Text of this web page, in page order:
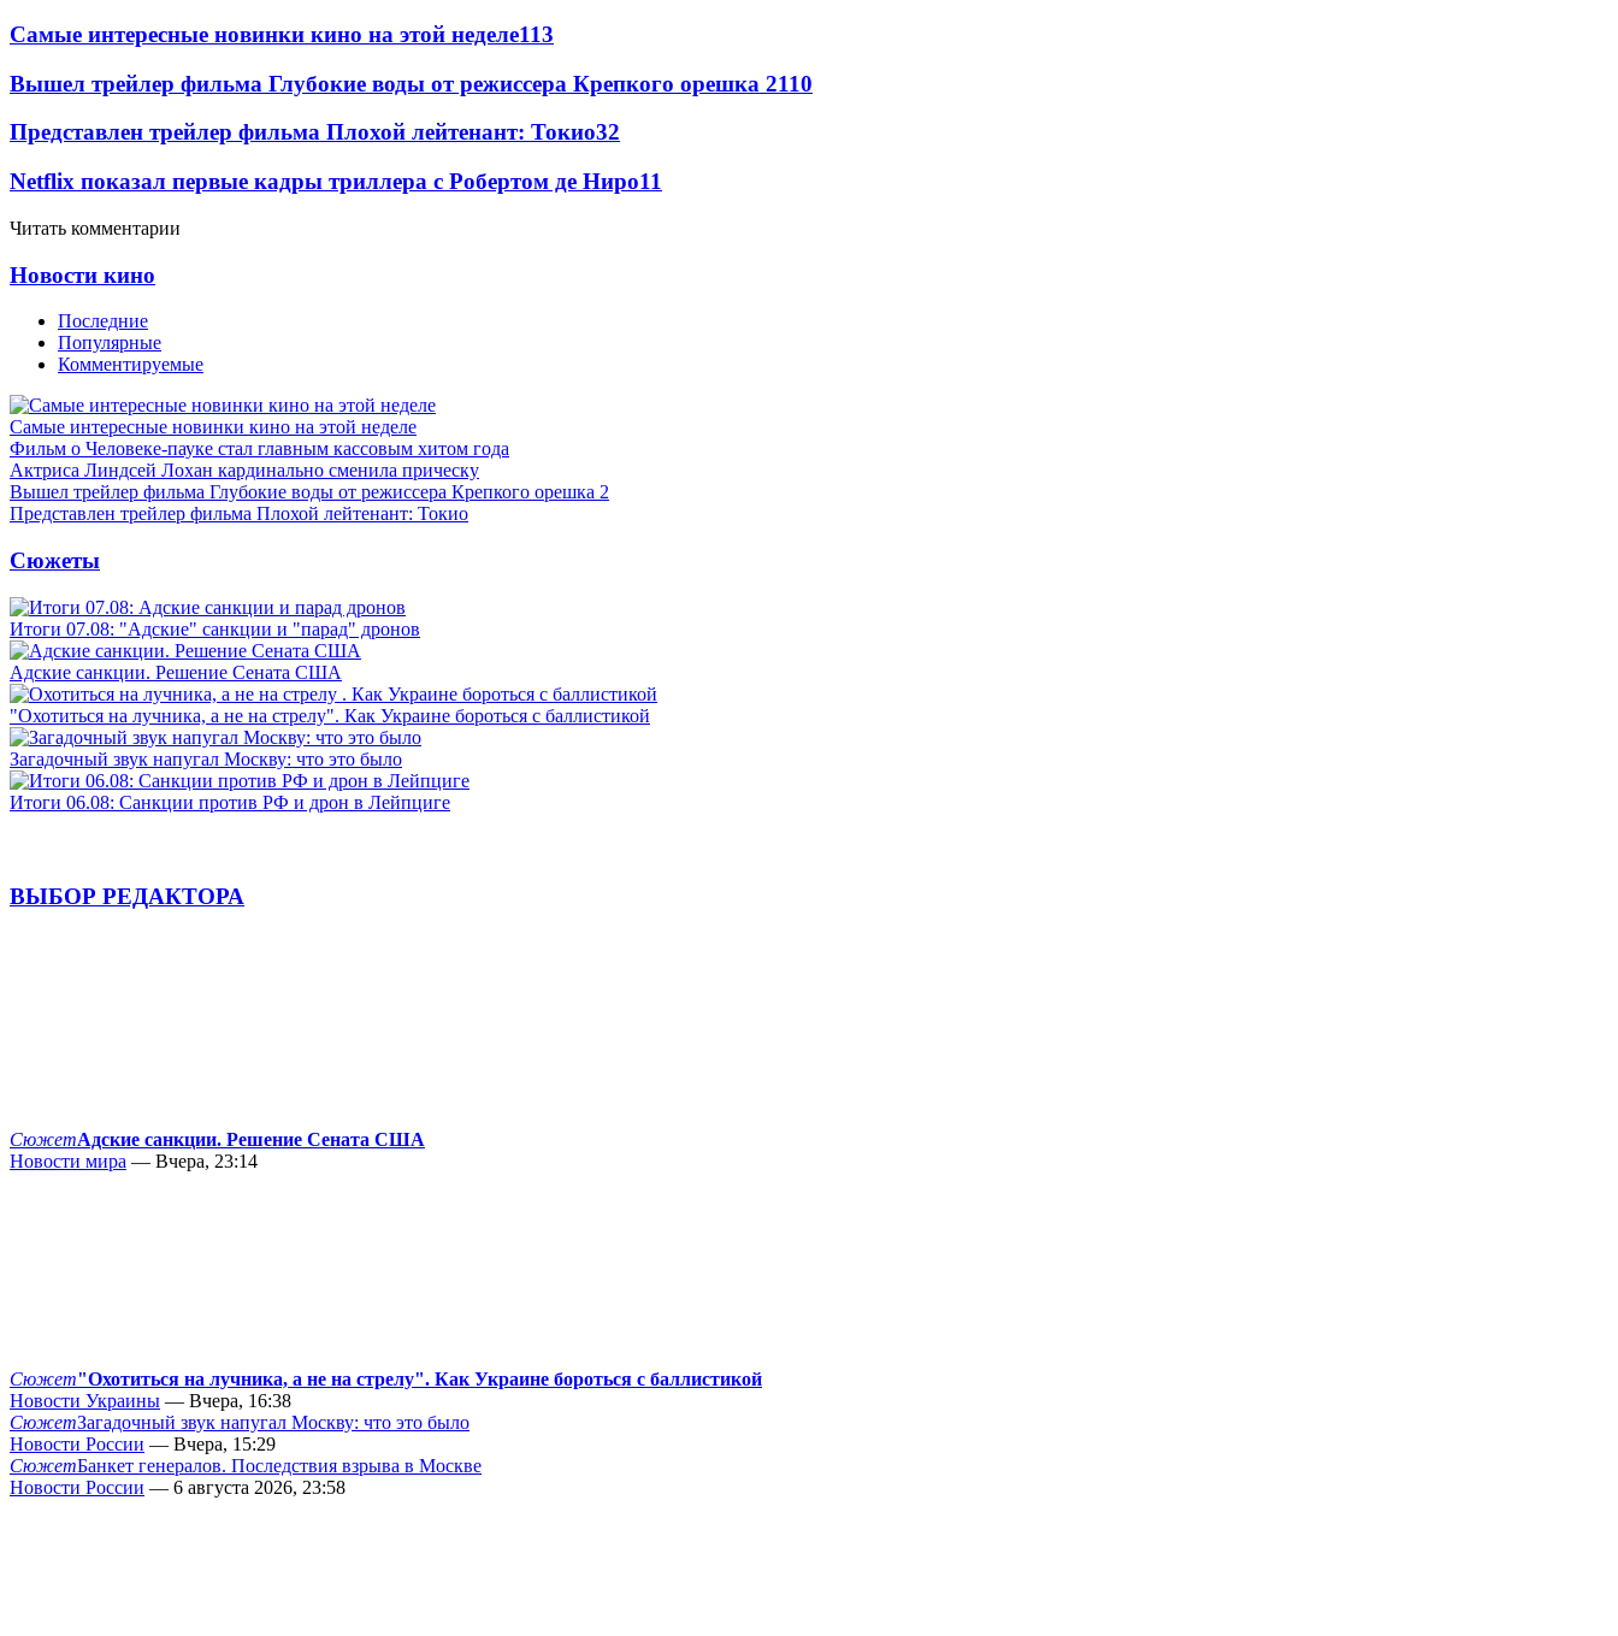
Самые интересные новинки кино на этой неделе113
Вышел трейлер фильма Глубокие воды от режиссера Крепкого орешка 2110
Представлен трейлер фильма Плохой лейтенант: Токио32
Netflix показал первые кадры триллера с Робертом де Ниро11
Читать комментарии
Новости кино
Последние
Популярные
Комментируемые
Самые интересные новинки кино на этой неделе
Фильм о Человеке-пауке стал главным кассовым хитом года
Актриса Линдсей Лохан кардинально сменила прическу
Вышел трейлер фильма Глубокие воды от режиссера Крепкого орешка 2
Представлен трейлер фильма Плохой лейтенант: Токио
Сюжеты
Итоги 07.08: "Адские" санкции и "парад" дронов
Адские санкции. Решение Сената США
"Охотиться на лучника, а не на стрелу". Как Украине бороться с баллистикой
Загадочный звук напугал Москву: что это было
Итоги 06.08: Санкции против РФ и дрон в Лейпциге
ВЫБОР РЕДАКТОРА
СюжетАдские санкции. Решение Сената США
Новости мира — Вчера, 23:14
Сюжет"Охотиться на лучника, а не на стрелу". Как Украине бороться с баллистикой
Новости Украины — Вчера, 16:38
СюжетЗагадочный звук напугал Москву: что это было
Новости России — Вчера, 15:29
СюжетБанкет генералов. Последствия взрыва в Москве
Новости России — 6 августа 2026, 23:58